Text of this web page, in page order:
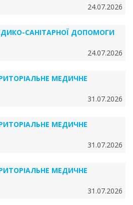
24.07.2026
САНІТАРНОЇ ДОПОМОГИ
24.07.2026
МЕДИЧНЕ
31.07.2026
МЕДИЧНЕ
31.07.2026
МЕДИЧНЕ
31.07.2026